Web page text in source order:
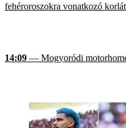
fehéroroszokra vonatkozó
14:09 — Mogyoródi